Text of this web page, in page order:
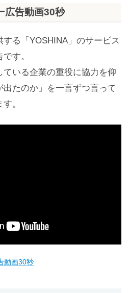
広告動画30秒
る「YOSHINA」のサービス
す。
いる企業の重役に協力を仰
たのか」を一言ずつ言って
。
動画30秒